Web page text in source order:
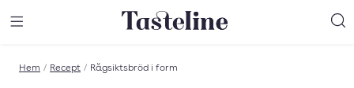
Till Tastelines startsida
Hem / Recept / Rågsiktsbröd i form